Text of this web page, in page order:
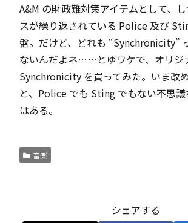
A&M の財政難対策アイテムとして、
スが繰り返されている Police 及び
盤。だけど、どれも “Synchronicity”
ないんだよネ……とゆワケで、オリジ
Synchronicity を買ってみた。いま改
と、Police でも Sting でもない不思
はある。
音楽
シェアする